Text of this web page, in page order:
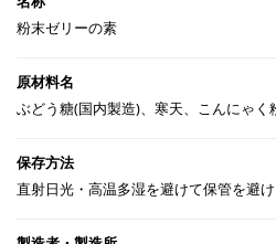
粉末ゼリーの素
ぶどう糖(国内製造)、寒天、こんにゃく
直射日光・高温多湿を避けて保管を避